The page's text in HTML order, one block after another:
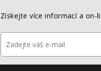
Získejte více informací a on-